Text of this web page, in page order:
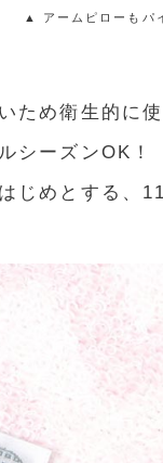
▲ アームピローもパ
ため衛生的に
シーズンOK！
じめとする、